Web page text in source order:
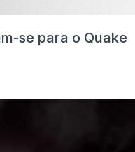
se para o Quake